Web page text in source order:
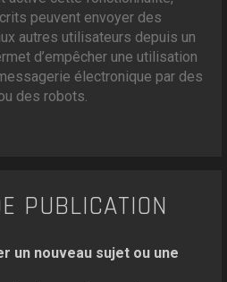
peuvent envoyer des
autres utilisateurs depuis un
d’empêcher une utilisation
électronique par des
des robots.
PUBLICATION
un nouveau sujet ou une